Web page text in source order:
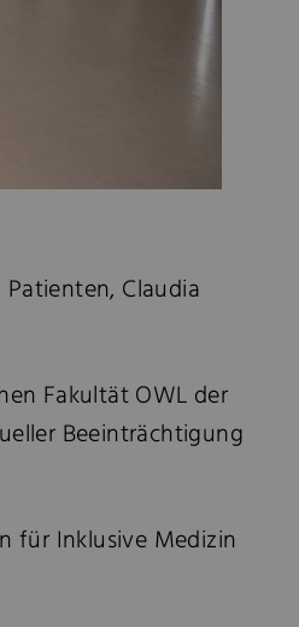
Claudia
Fakultät OWL der
Beeinträchtigung
für Inklusive Medizin